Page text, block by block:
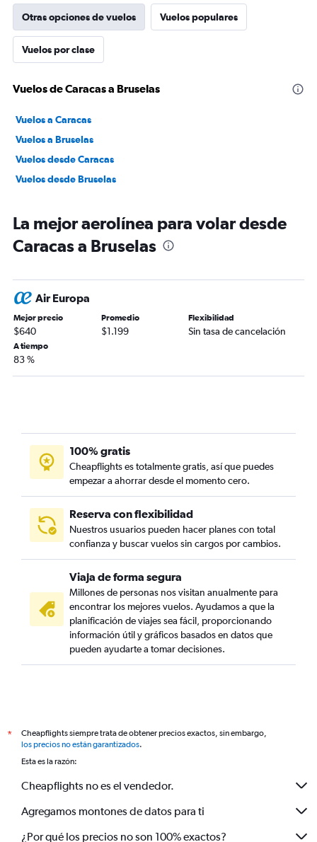
Otras opciones de vuelos Vuelos populares
Vuelos por clase
Vuelos de Caracas a Bruselas
Vuelos a Caracas
Vuelos a Bruselas
Vuelos desde Caracas
Vuelos desde Bruselas
La mejor aerolínea para volar desde
Caracas a Bruselas
Air Europa
Mejor precio
$640
Promedio
$1.199
Flexibilidad
Sin tasa de cancelación
A tiempo
83 %
100% gratis
Cheapflights es totalmente gratis, así que puedes
empezar a ahorrar desde el momento cero.
Reserva con flexibilidad
Nuestros usuarios pueden hacer planes con total
confianza y buscar vuelos sin cargos por cambios.
Viaja de forma segura
Millones de personas nos visitan anualmente para
encontrar los mejores vuelos. Ayudamos a que la
planificación de viajes sea fácil, proporcionando
información útil y gráficos basados en datos que
pueden ayudarte a tomar decisiones.
*
Cheapflights siempre trata de obtener precios exactos, sin embargo,
los precios no están garantizados.
Esta es la razón:
Cheapflights no es el vendedor.
Agregamos montones de datos para ti
¿Por qué los precios no son 100% exactos?